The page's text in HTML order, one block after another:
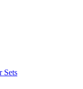
Sets